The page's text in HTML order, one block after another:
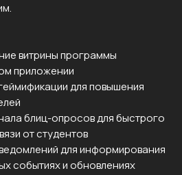
витрины программы
приложении
для повышения
блиц-опросов для быстрого
от студентов
для информирования
событиях и обновлениях